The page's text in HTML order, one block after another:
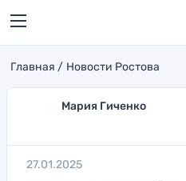
Главная Новости Ростова
Мария Гиченко
27.01.2025